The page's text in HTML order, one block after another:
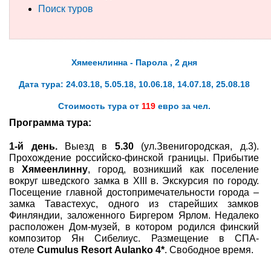
Автобусные туры
Туры на пароме
Авиабилеты
Туристическая страховка
О компании
Отзывы
Поиск туров
Хямеенлинна - Парола , 2 дня
Дата тура: 24.03.18, 5.05.18, 10.06.18, 14.07.18, 25.08.18
Стоимость тура от 119евро за чел.
Программа тура:
1-й день.Выезд в 5.30(ул.Звенигородская, д.3).
Прохождение российско-финской границы. Прибытие
вХямеенлинну, город, возникший как поселение
вокруг шведского замка в XIII в. Экскурсия по городу.
Посещение главной достопримечательности города –
замка Тавастехус, одного из старейших замков
Финляндии, заложенного Биргером Ярлом. Недалеко
расположен Дом-музей, в котором родился финский
композитор Ян Сибелиус. Размещение в СПА-
отеле Cumulus Resort Aulanko 4*. Свободное время.